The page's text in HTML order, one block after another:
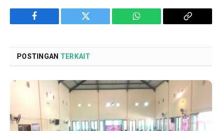
Facebook Twitter WhatsApp
Copy
POSTINGAN TERKAIT